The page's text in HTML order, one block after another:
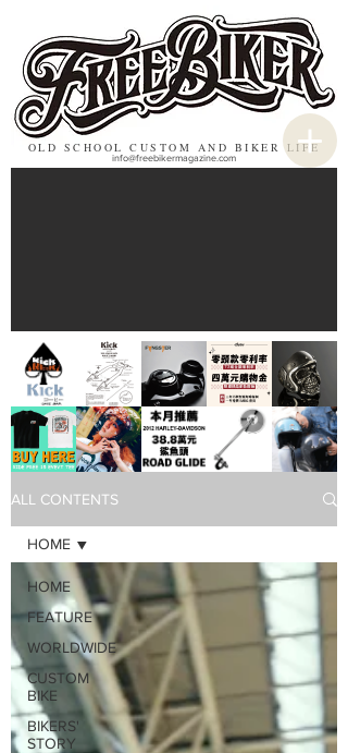
OLD SCHOOL CUSTOM AND BIKER LIFE
info@freebikermagazine.com
ALL CONTENTS
HOME
FEATURE
WORLDWIDE
CUSTOM
BIKE
BIKERS'
STORY
HOME